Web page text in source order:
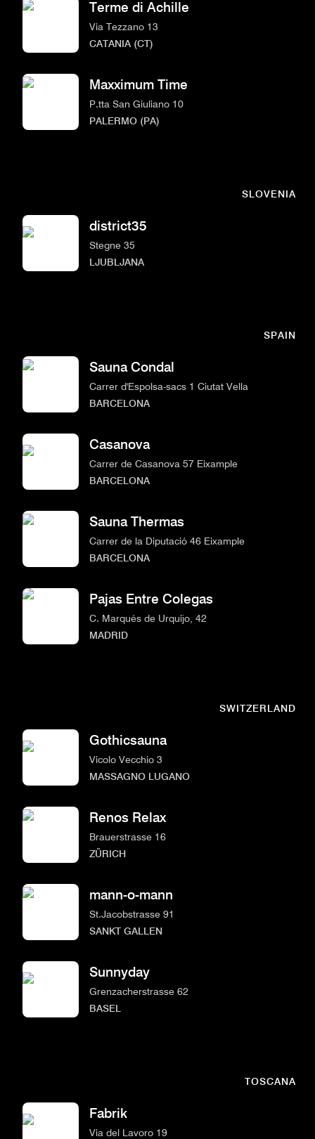
Terme di Achille
Via Tezzano 13
CATANIA (CT)
Maxximum Time
P.tta San Giuliano 10
PALERMO (PA)
SLOVENIA
district35
Stegne 35
LJUBLJANA
SPAIN
Sauna Condal
Carrer d'Espolsa-sacs 1 Ciutat Vella
BARCELONA
Casanova
Carrer de Casanova 57 Eixample
BARCELONA
Sauna Thermas
Carrer de la Diputació 46 Eixample
BARCELONA
Pajas Entre Colegas
C. Marqués de Urquijo, 42
MADRID
SWITZERLAND
Gothicsauna
Vicolo Vecchio 3
MASSAGNO LUGANO
Renos Relax
Brauerstrasse 16
ZÜRICH
mann-o-mann
St.Jacobstrasse 91
SANKT GALLEN
Sunnyday
Grenzacherstrasse 62
BASEL
TOSCANA
Fabrik
Via del Lavoro 19